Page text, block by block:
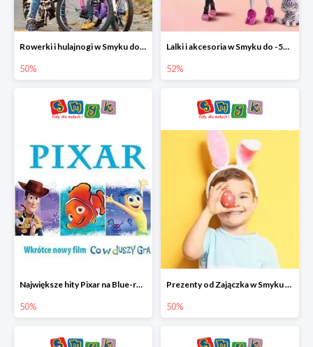
Rowerki i hulajnogi w Smyku do -50%
50%
Lalki i akcesoria w Smyku do -52%
52%
Największe hity Pixar na Blue-rey i DVD w Smyku - drugi film -50%
50%
Prezenty od Zajączka w Smyku do -50%
50%